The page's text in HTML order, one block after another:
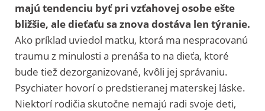
majú tendenciu byť pri vzťahovej osobe ešte
bližšie, ale dieťaťu sa znova dostáva len týranie.
Ako príklad uviedol matku, ktorá ma nespracovanú
traumu z minulosti a prenáša to na dieťa, ktoré
bude tiež dezorganizované, kvôli jej správaniu.
Psychiater hovorí o predstieranej materskej láske.
Niektorí rodičia skutočne nemajú radi svoje deti,